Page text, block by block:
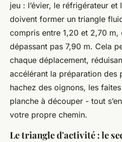
jeu : l’évier, le réfrigérateur
doivent former un triangle
compris entre 1,20 et 2,70 m,
dépassant pas 7,90 m. Cela
chaque déplacement,
accélérant la préparation des
hachez des oignons, les
planche à découper - tout
votre propre chemin.
Le triangle d'activité : le